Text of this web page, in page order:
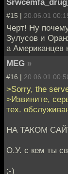
#15 | 20.06.01
Черт! Ну
Зулусов и
а Американцев
MEG »
#16 | 20.06.01
>Sorry, the
>Извините,
тех.
НА ТАКОМ
О.У. с кем ты
;-)